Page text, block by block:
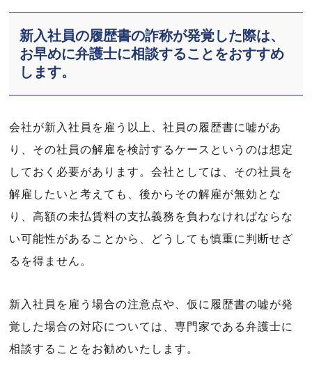
新入社員の履歴書の詐称が発覚した際は、
お早めに弁護士に相談することをおすすめ
します。
会社が新入社員を雇う以上、社員の履歴書に嘘があ
り、その社員の解雇を検討するケースというのは想定
しておく必要があります。会社としては、その社員を
解雇したいと考えても、後からその解雇が無効とな
り、高額の未払賃料の支払義務を負わなければならな
い可能性があることから、どうしても慎重に判断せざ
るを得ません。
新入社員を雇う場合の注意点や、仮に履歴書の嘘が発
覚した場合の対応については、専門家である弁護士に
相談することをお勧めいたします。